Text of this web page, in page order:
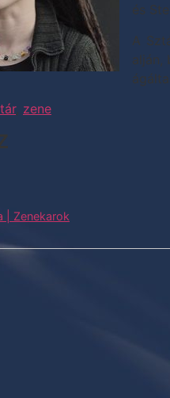
és
A
alján,
, zene
| Zenekarok